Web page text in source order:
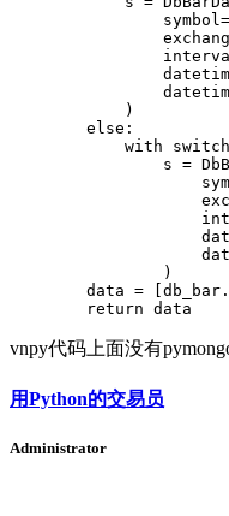
            )
        else:
with
s =
                )
data =
        return data
vnpy代码上面没有
用Python的交易员
Administrator